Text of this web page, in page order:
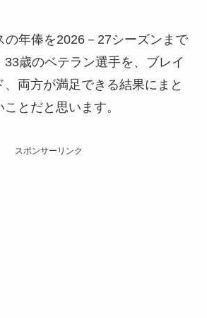
の年俸を2026－27シーズンまで
歳のベテラン選手を、ブレイ
両方が満足できる結果にまと
とだと思います。
スポンサーリンク